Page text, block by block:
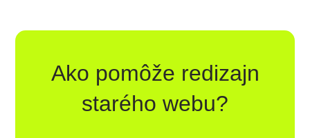
Ako pomôže redizajn
starého webu?